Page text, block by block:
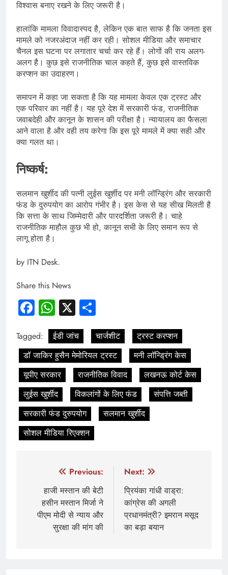
विश्वास बनाए रखने के लिए जरूरी है।
हालांकि मामला विवादास्पद है, लेकिन एक बात साफ है कि जनता इस
मामले को नजरअंदाज नहीं कर रही। सोशल मीडिया और समाचार
चैनल इस घटना पर लगातार चर्चा कर रहे हैं। लोगों की राय अलग-
अलग है। कुछ इसे राजनीतिक चाल कहते हैं, कुछ इसे वास्तविक
करप्शन का उदाहरण।
समापन में कहा जा सकता है कि यह मामला केवल एक ट्रस्ट और
एक परिवार का नहीं है। यह पूरे देश में सरकारी फंड, राजनीतिक
जवाबदेही और कानून के शासन की परीक्षा है। न्यायालय का फैसला
आने वाला है और वही तय करेगा कि इस पूरे मामले में क्या सही और
क्या गलत था।
निष्कर्ष:
सलमान खुर्शीद की पत्नी लुईस खुर्शीद पर मनी लॉन्ड्रिंग और सरकारी
फंड के दुरुपयोग का आरोप गंभीर है। इस केस से यह सीख मिलती है
कि सत्ता के साथ जिम्मेदारी और पारदर्शिता जरूरी है। चाहे
राजनीतिक माहौल कुछ भी हो, कानून सभी के लिए समान रूप से
लागू होता है।
by ITN Desk.
Share this News
Facebook
WhatsApp
X
Tagged: ईडी जांच चार्जशीट
ट्रस्ट करप्शन
डॉ जाकिर हुसैन मेमोरियल ट्रस्ट
मनी लॉन्ड्रिंग केस
यूपीए सरकार
राजनीतिक विवाद
लखनऊ कोर्ट केस
लुईस खुर्शीद
विकलांगों के लिए फंड
संपत्ति जब्ती
सरकारी फंड दुरुपयोग
सलमान खुर्शीद
सोशल मीडिया रिएक्शन
navigation
Previous:
हाजी मस्तान की बेटी
हसीन मस्तान मिर्जा ने
पीएम मोदी से न्याय और
सुरक्षा की मांग की
Next:
प्रियंका गांधी वाड्रा:
कांग्रेस की अगली
प्रधानमंत्री? इमरान मसूद
का बड़ा बयान